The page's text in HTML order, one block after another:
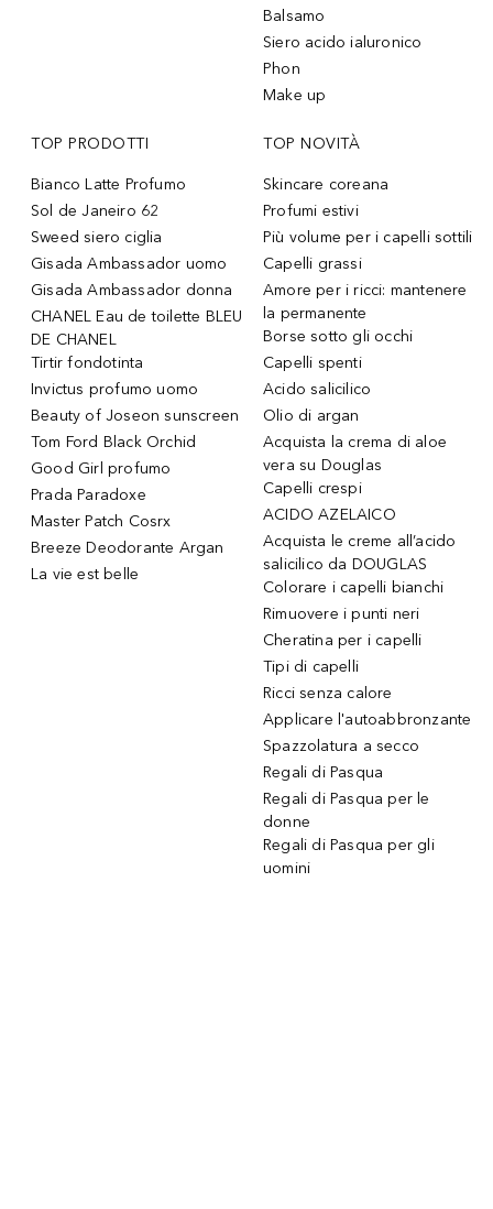
Balsamo
Siero acido ialuronico
Phon
Make up
TOP PRODOTTI
Bianco Latte Profumo
Sol de Janeiro 62
Sweed siero ciglia
Gisada Ambassador uomo
Gisada Ambassador donna
CHANEL Eau de toilette BLEU
DE CHANEL
Tirtir fondotinta
Invictus profumo uomo
Beauty of Joseon sunscreen
Tom Ford Black Orchid
Good Girl profumo
Prada Paradoxe
Master Patch Cosrx
Breeze Deodorante Argan
La vie est belle
TOP NOVITÀ
Skincare coreana
Profumi estivi
Più volume per i capelli sottili
Capelli grassi
Amore per i ricci: mantenere
la permanente
Borse sotto gli occhi
Capelli spenti
Acido salicilico
Olio di argan
Acquista la crema di aloe
vera su Douglas
Capelli crespi
ACIDO AZELAICO
Acquista le creme all’acido
salicilico da DOUGLAS
Colorare i capelli bianchi
Rimuovere i punti neri
Cheratina per i capelli
Tipi di capelli
Ricci senza calore
Applicare l'autoabbronzante
Spazzolatura a secco
Regali di Pasqua
Regali di Pasqua per le
donne
Regali di Pasqua per gli
uomini